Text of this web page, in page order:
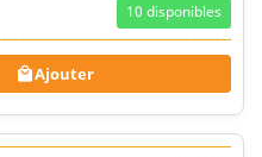
10 disponibles
Ajouter